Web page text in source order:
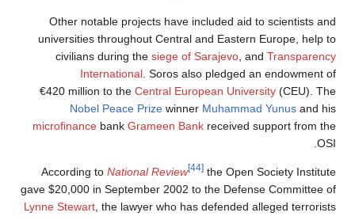
Other notable projects have included aid to scientists and
universities throughout Central and Eastern Europe, help to
civilians during the siege of Sarajevo , and Transparency
International . Soros also pledged an endowment of
€420 million to the Central European University (CEU). The
Nobel Peace Prize winner Muhammad Yunus and his
microfinance bank Grameen Bank received support from the
OSI.
According to National Review [44] the Open Society Institute
gave $20,000 in September 2002 to the Defense Committee of
Lynne Stewart , the lawyer who has defended alleged terrorists